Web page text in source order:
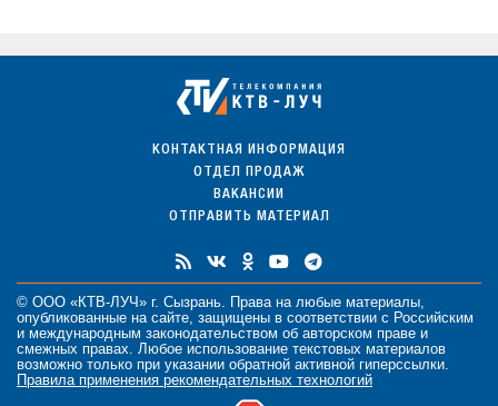
КОНТАКТНАЯ ИНФОРМАЦИЯ
ОТДЕЛ ПРОДАЖ
ВАКАНСИИ
ОТПРАВИТЬ МАТЕРИАЛ
© ООО «КТВ-ЛУЧ» г. Сызрань. Права на любые материалы,
опубликованные на сайте, защищены в соответствии с Российским
и международным законодательством об авторском праве и
смежных правах. Любое использование текстовых материалов
возможно только при указании обратной активной гиперссылки.
Правила применения рекомендательных технологий